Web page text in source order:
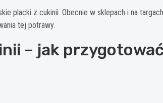
placki z cukinii. Obecnie w sklepach i na
tej potrawy.
– jak